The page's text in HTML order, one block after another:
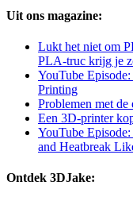
Uit ons magazine:
Lukt het niet om
PLA-truc krijg je
YouTube
Printing
Problemen met de
Een 3D-printer
YouTube
and Heatbreak
Ontdek 3DJake: